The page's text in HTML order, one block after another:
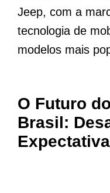
Jeep, com a
tecnologia de
modelos mais
O Futuro
Brasil: